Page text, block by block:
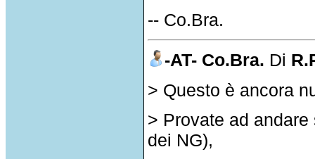
-- Co.Bra.
-AT- Co.Bra. Di
> Questo è ancora
> Provate ad
dei NG),